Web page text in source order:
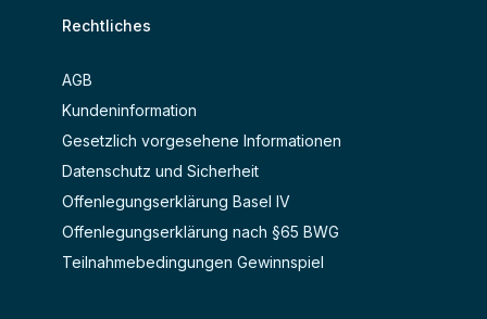
Rechtliches
AGB
Kundeninformation
Gesetzlich vorgesehene Informationen
Datenschutz und Sicherheit
Offenlegungserklärung Basel IV
Offenlegungserklärung nach §65 BWG
Teilnahmebedingungen Gewinnspiel